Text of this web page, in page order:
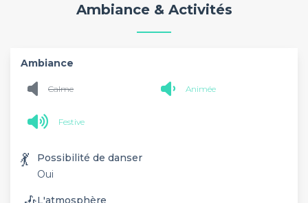
Ambiance & Activités
Ambiance
Calme Animée
Festive
💃
Possibilité de danser
Oui
L'atmosphère